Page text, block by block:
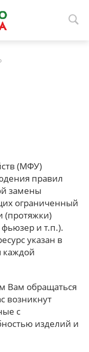
(МФУ)
правил
замены
ограниченный
(протяжки)
и т.п.).
указан в
каждой
Вам обращаться
возникнут
с
изделий и